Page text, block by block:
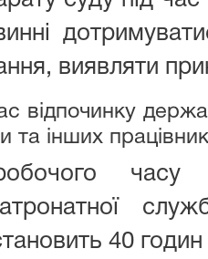
виявляти
відпочинку
та інших
робочого
40